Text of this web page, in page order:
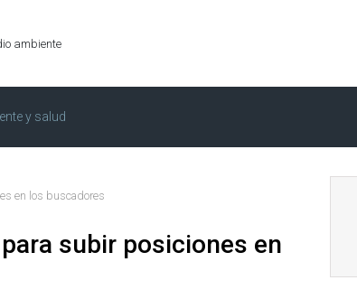
ambiente
y salud
en los buscadores
subir posiciones en